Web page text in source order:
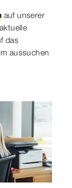
auf unserer
das
aussuchen